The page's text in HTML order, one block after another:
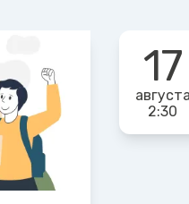
17
августа
2:30